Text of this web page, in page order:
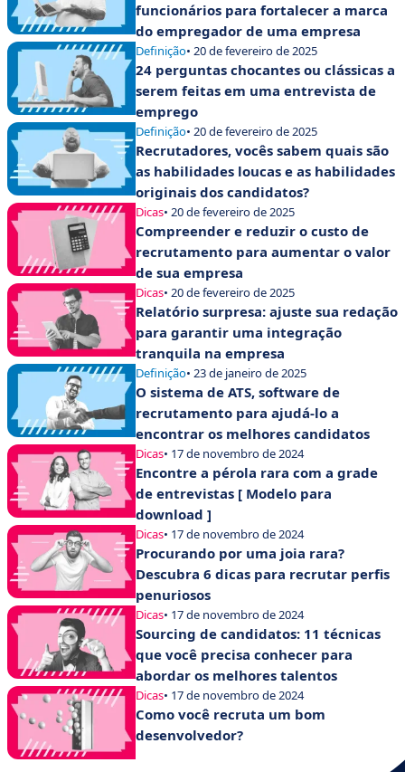
funcionários para fortalecer a marca
do empregador de uma empresa
Definição• 20 de fevereiro de 2025
24 perguntas chocantes ou clássicas a
serem feitas em uma entrevista de
emprego
Definição• 20 de fevereiro de 2025
Recrutadores, vocês sabem quais são
as habilidades loucas e as habilidades
originais dos candidatos?
Dicas• 20 de fevereiro de 2025
Compreender e reduzir o custo de
recrutamento para aumentar o valor
de sua empresa
Dicas• 20 de fevereiro de 2025
Relatório surpresa: ajuste sua redação
para garantir uma integração
tranquila na empresa
Definição• 23 de janeiro de 2025
O sistema de ATS, software de
recrutamento para ajudá-lo a
encontrar os melhores candidatos
Dicas• 17 de novembro de 2024
Encontre a pérola rara com a grade
de entrevistas [ Modelo para
download ]
Dicas• 17 de novembro de 2024
Procurando por uma joia rara?
Descubra 6 dicas para recrutar perfis
penuriosos
Dicas• 17 de novembro de 2024
Sourcing de candidatos: 11 técnicas
que você precisa conhecer para
abordar os melhores talentos
Dicas• 17 de novembro de 2024
Como você recruta um bom
desenvolvedor?